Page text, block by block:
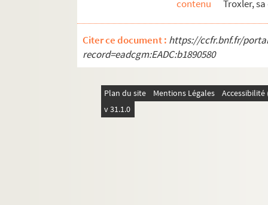
contenu
Troxler,
Citer ce document : https://ccfr.bnf.fr/
record=eadcgm:EADC:b1890580
Plan du site Mentions Légales
v 31.1.0